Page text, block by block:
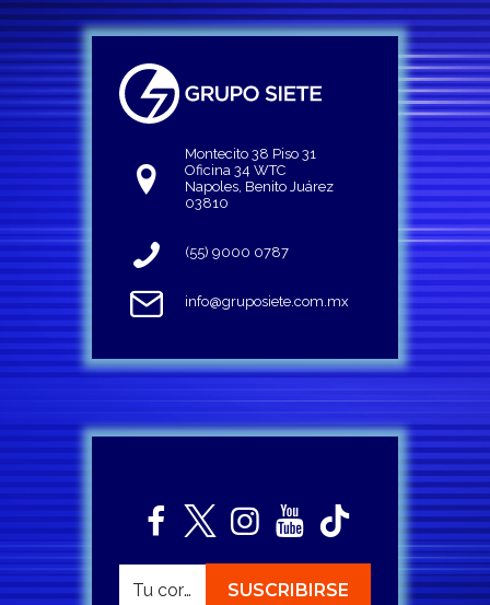
Montecito 38 Piso 31
Oficina 34 WTC
Napoles, Benito Juárez
03810
(55) 9000 0787
info@gruposiete.com.mx